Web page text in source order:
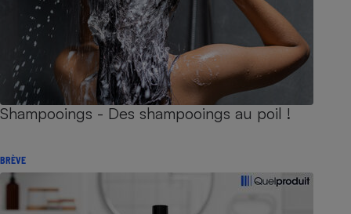
Shampooings - Des shampooings au poil !
BRÈVE